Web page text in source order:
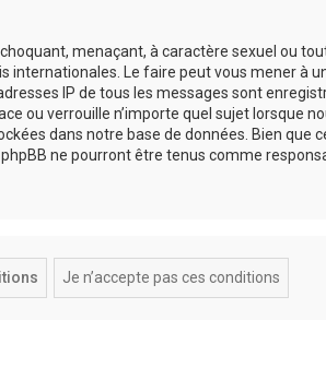
menaçant, à caractère sexuel ou
internationales. Le faire peut vous mener
IP de tous les messages sont
ou verrouille n’importe quel sujet lorsque
dans notre base de données. Bien que
ne pourront être tenus comme